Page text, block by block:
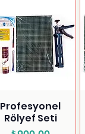
Profesyonel
Rölyef Seti